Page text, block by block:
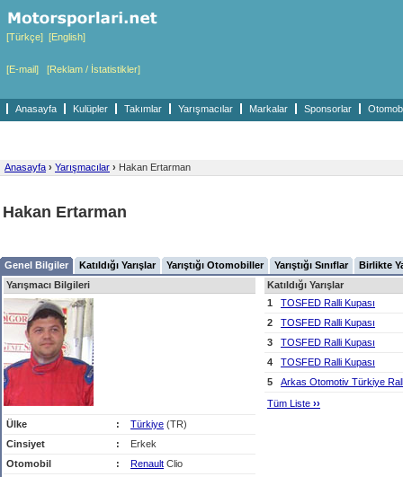
[Türkçe] [English]
[E-mail] [Reklam / İstatistikler]
Anasayfa Kulüpler Takımlar Yarışmacılar Markalar Sponsorlar
Anasayfa › Yarışmacılar › Hakan Ertarman
Hakan Ertarman
Genel Bilgiler Katıldığı Yarışlar Yarıştığı Otomobiller Yarıştığı Sınıflar
Birlikte
Yarışmacı Bilgileri
Ülke : Türkiye (TR)
Cinsiyet
:
Erkek
Otomobil
: Renault Clio
Katıldığı Yarışlar
1
TOSFED Ralli Kupası
2
TOSFED Ralli Kupası
3
TOSFED Ralli Kupası
4
TOSFED Ralli Kupası
5
Arkas Otomotiv Türkiye
Tüm Liste ››